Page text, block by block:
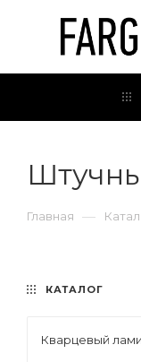
Главная —
КАТАЛОГ
Кварцевый